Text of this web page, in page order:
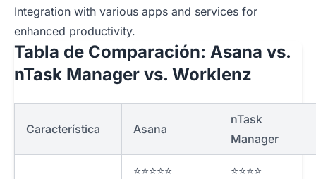
Integration with various apps and services for
enhanced productivity.
Tabla de Comparación: Asana vs.
nTask Manager vs. Worklenz
Característica Asana
nTask
Manager
⭐⭐⭐⭐⭐
⭐⭐⭐⭐